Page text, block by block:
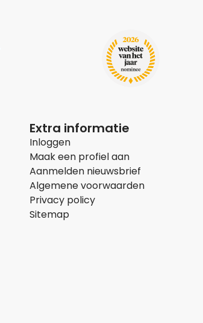
Extra informatie
Inloggen
Maak een profiel aan
Aanmelden nieuwsbrief
Algemene voorwaarden
Privacy policy
Sitemap